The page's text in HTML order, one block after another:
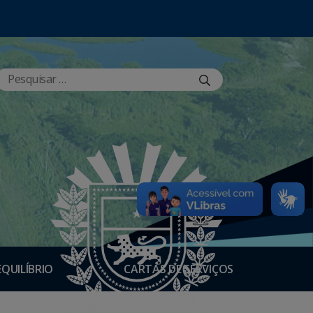
CARTAS DE SERVIÇOS